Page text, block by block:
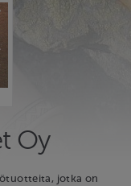
Oy
jotka on